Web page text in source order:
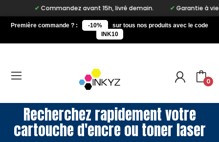
Commandez avant 15h, livré demain. Garantie à vie sur
Première commande ? : -10%
sur tous nos produits avec le code
INK10
0
Recherchez rapidement votre
cartouche d'encre ou toner laser